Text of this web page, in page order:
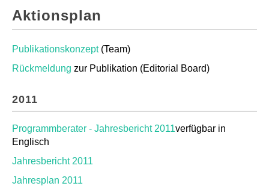
Aktionsplan
Publikationskonzept(Team)
Rückmeldung zur Publikation (Editorial Board)
2011
Programmberater - Jahresbericht 2011verfügbar in
Englisch
Jahresbericht 2011
Jahresplan 2011